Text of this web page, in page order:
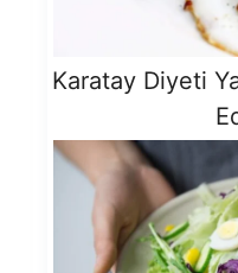
Karatay Diyeti